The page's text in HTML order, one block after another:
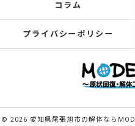
コラム
プライバシーポリシー
© 2026 愛知県尾張旭市の解体なら